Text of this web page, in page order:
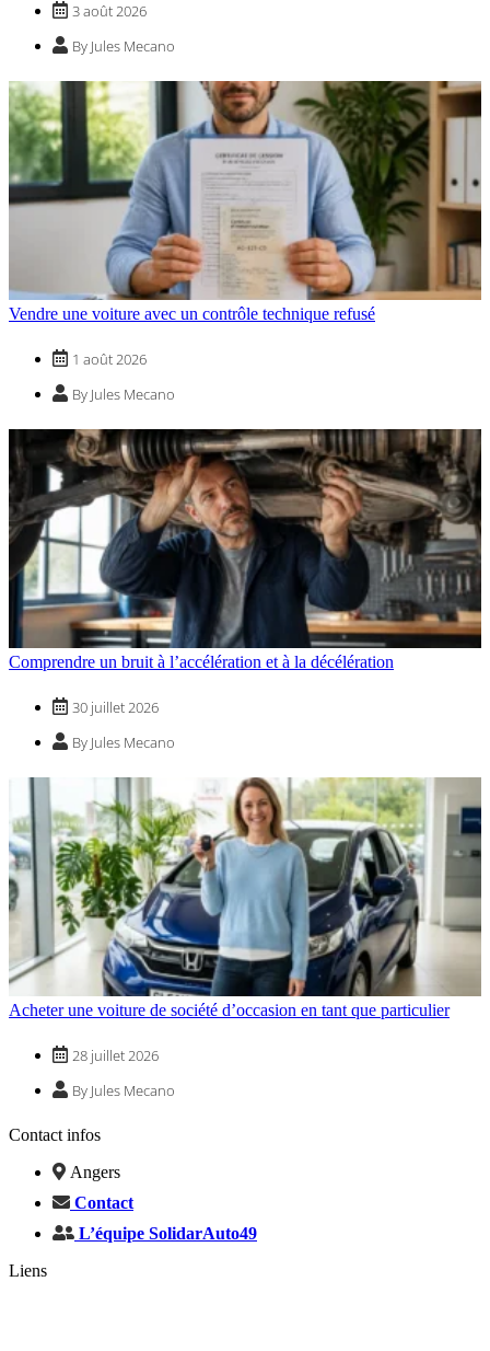
3 août 2026
By Jules Mecano
Vendre une voiture avec un contrôle technique refusé
1 août 2026
By Jules Mecano
Comprendre un bruit à l’accélération et à la décélération
30 juillet 2026
By Jules Mecano
Acheter une voiture de société d’occasion en tant que particulier
28 juillet 2026
By Jules Mecano
Contact infos
Angers
Contact
L’équipe SolidarAuto49
Liens